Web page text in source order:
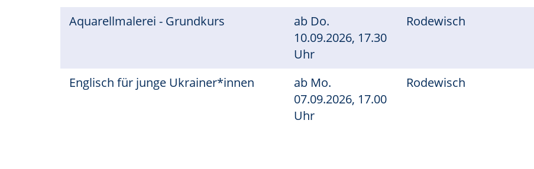
Aquarellmalerei - Grundkurs ab Do.
10.09.2026, 17.30
Uhr
Rodewisch
Englisch für junge Ukrainer*innen ab Mo.
07.09.2026, 17.00
Uhr
Rodewisch